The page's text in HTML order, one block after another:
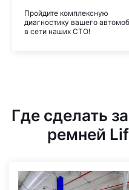
Пройдите комплексную
диагностику вашего
в сети наших СТО!
Где сделать
ремней